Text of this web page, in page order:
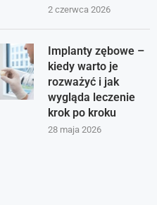
2 czerwca 2026
Implanty zębowe –
kiedy warto je
rozważyć i jak
wygląda leczenie
krok po kroku
28 maja 2026